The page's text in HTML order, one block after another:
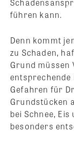
führen kann.
Denn kommt
zu Schaden,
Grund müssen
Gefahren für
Grundstücken
bei Schnee,
besonders